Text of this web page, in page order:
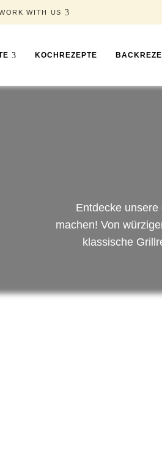
WITH US
KOCHREZEPTE
Entdecke
machen! Von
klassische